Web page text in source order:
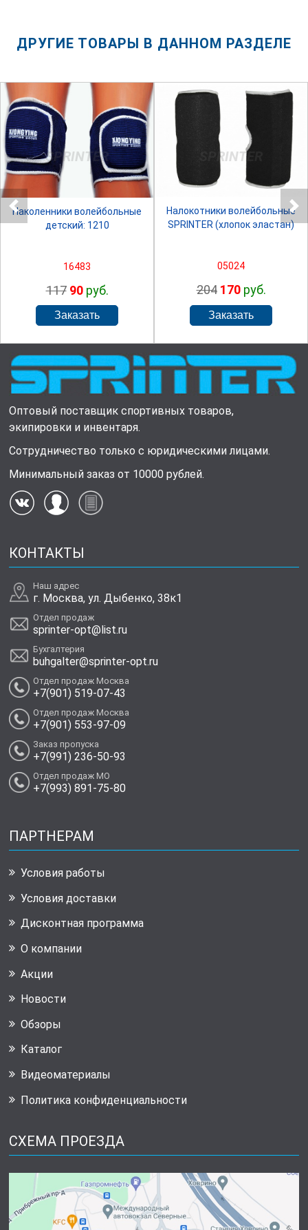
ДРУГИЕ ТОВАРЫ В ДАННОМ РАЗДЕЛЕ
SPRINTER
Наколенники волейбольные
детский: 1210
16483
117 90руб.
SPRINTER
Налокотники волейбольные
SPRINTER (хлопок эластан)
05024
204 170руб.
Оптовый поставщик спортивных товаров,
экипировки и инвентаря.
Сотрудничество только с юридическими лицами.
Минимальный заказ от 10000 рублей.
КОНТАКТЫ
Наш адрес
г. Москва, ул. Дыбенко, 38к1
Отдел продаж
sprinter-opt@list.ru
Бухгалтерия
buhgalter@sprinter-opt.ru
Отдел продаж Москва
+7(901) 519-07-43
Отдел продаж Москва
+7(901) 553-97-09
Заказ пропуска
+7(991) 236-50-93
Отдел продаж МО
+7(993) 891-75-80
ПАРТНЕРАМ
Условия работы
Условия доставки
Дисконтная программа
О компании
Акции
Новости
Обзоры
Каталог
Видеоматериалы
Политика конфиденциальности
СХЕМА ПРОЕЗДА